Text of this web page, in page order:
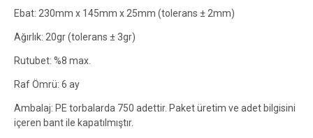
Ebat: 230mm x 145mm x 25mm (tolerans ± 2mm)
Ağırlık: 20gr (tolerans ± 3gr)
Rutubet: %8 max.
Raf Ömrü: 6 ay
Ambalaj: PE torbalarda 750 adettir. Paket üretim ve adet bilgisini
içeren bant ile kapatılmıştır.